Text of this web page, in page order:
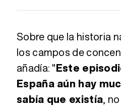
Sobre que la historia
los campos de
añadía: "Este
España aún hay
sabía que existía,